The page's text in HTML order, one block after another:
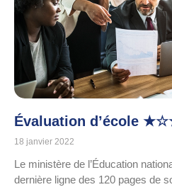
Évaluation d’école
18 janvier 2022
Le ministère de l’Éducation
dernière ligne des 120 pages de